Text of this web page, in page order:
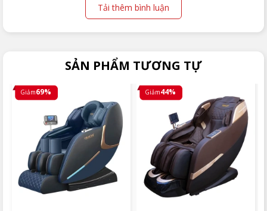
Tải thêm bình luận
SẢN PHẨM TƯƠNG TỰ
Giảm69% Giảm44%